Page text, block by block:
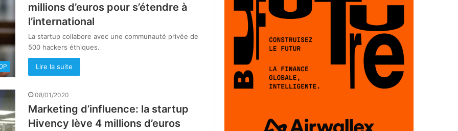
millions d’euros pour s’étendre à
l’international
La startup collabore avec une communauté privée de
500 hackers éthiques.
Lire la suite
08/01/2020
Marketing d’influence: la startup
Hivency lève 4 millions d’euros